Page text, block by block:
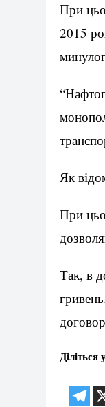
При
2015
Як
При
Так, в